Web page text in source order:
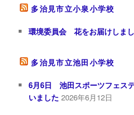
多治見市立小泉小学校
環境委員会 花をお届けしまし
多治見市立池田小学校
6月6日 池田スポーツフェス
いました 2026年6月12日